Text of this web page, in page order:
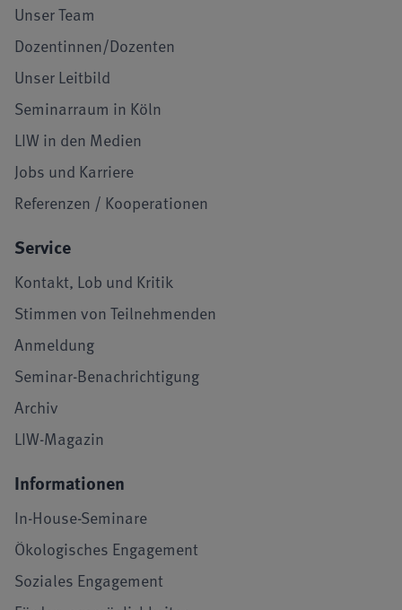
Unser Team
Dozentinnen/Dozenten
Unser Leitbild
Seminarraum in Köln
LIW in den Medien
Jobs und Karriere
Referenzen / Kooperationen
Service
Kontakt, Lob und Kritik
Stimmen von Teilnehmenden
Anmeldung
Seminar-Benachrichtigung
Archiv
LIW-Magazin
Informationen
In-House-Seminare
Ökologisches Engagement
Soziales Engagement